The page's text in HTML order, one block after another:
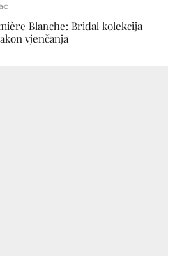
Blanche: Bridal kolekcija
vjenčanja